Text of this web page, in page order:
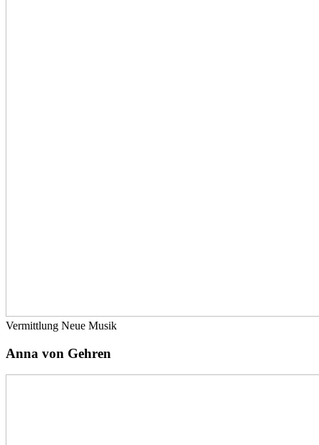
Vermittlung Neue Musik
Anna von Gehren